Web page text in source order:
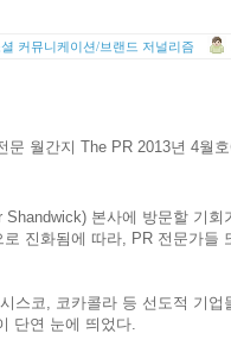
셜 커뮤니케이션/브랜드 저널리즘
문 월간지 The PR 2013년 4월
본사에 방문할 기
진화됨에 따라, PR 전문가
스코, 코카콜라 등 선도적 기
단연 눈에 띄었다.